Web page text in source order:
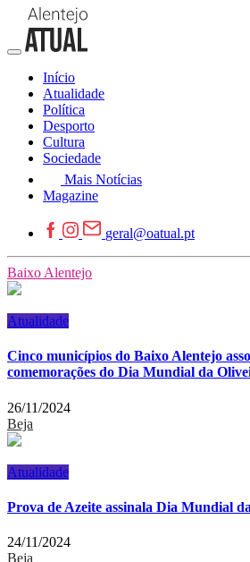
Início
Atualidade
Política
Desporto
Cultura
Sociedade
Mais Notícias
Magazine
geral@oatual.pt
Baixo Alentejo
Atualidade
Cinco municípios do Baixo Alentejo
comemorações do Dia Mundial da
26/11/2024
Beja
Atualidade
Prova de Azeite assinala Dia Mundial
24/11/2024
Beja